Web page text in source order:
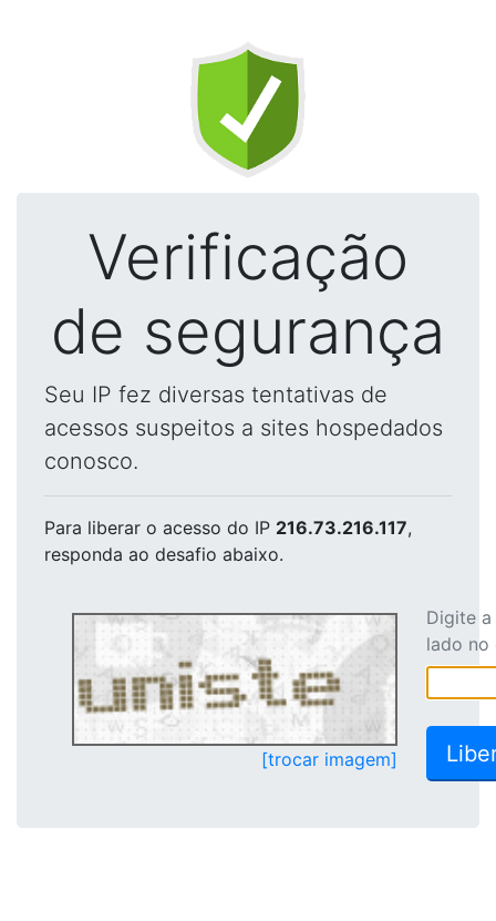
Verificação
de segurança
Seu IP fez diversas tentativas de
acessos suspeitos a sites hospedados
conosco.
Para liberar o acesso do IP 216.73.216.117,
responda ao desafio abaixo.
[trocar imagem]
Digite
lado no